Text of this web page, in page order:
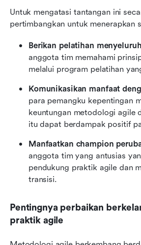
Untuk mengatasi tantangan ini
pertimbangkan untuk menerapkan
Berikan pelatihan menyeluruh
anggota tim memahami
melalui program pelatihan
Komunikasikan manfaat
para pemangku kepentingan
keuntungan metodologi agile
itu dapat berdampak positif
Manfaatkan champion
anggota tim yang antusias
pendukung praktik agile dan
transisi.
Pentingnya perbaikan
praktik agile